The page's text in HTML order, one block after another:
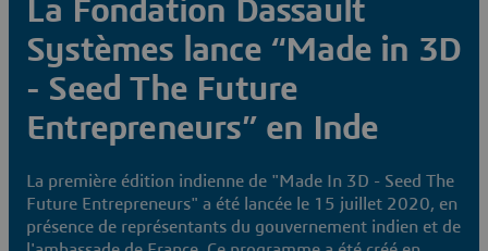
La Fondation Dassault
Systèmes lance “Made in 3D
- Seed The Future
Entrepreneurs” en Inde
La première édition indienne de "Made In 3D - Seed The
Future Entrepreneurs" a été lancée le 15 juillet 2020, en
présence de représentants du gouvernement indien et de